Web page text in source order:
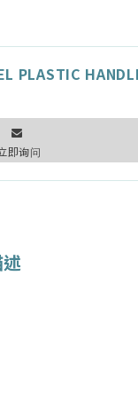
PLASTIC
即询问